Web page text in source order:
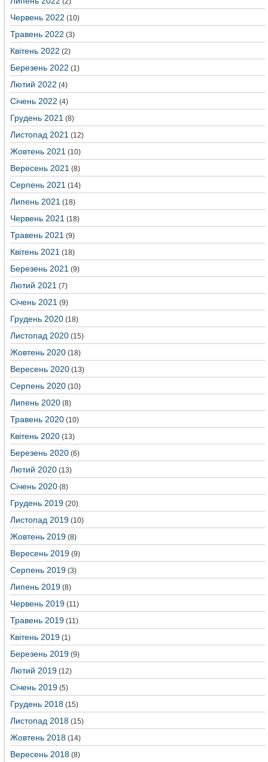
Червень 2022 (10)
Травень 2022 (3)
Квітень 2022 (2)
Березень 2022 (1)
Лютий 2022 (4)
Січень 2022 (4)
Грудень 2021 (8)
Листопад 2021 (12)
Жовтень 2021 (10)
Вересень 2021 (8)
Серпень 2021 (14)
Липень 2021 (18)
Червень 2021 (18)
Травень 2021 (9)
Квітень 2021 (18)
Березень 2021 (9)
Лютий 2021 (7)
Січень 2021 (9)
Грудень 2020 (18)
Листопад 2020 (15)
Жовтень 2020 (18)
Вересень 2020 (13)
Серпень 2020 (10)
Липень 2020 (8)
Травень 2020 (10)
Квітень 2020 (13)
Березень 2020 (6)
Лютий 2020 (13)
Січень 2020 (8)
Грудень 2019 (20)
Листопад 2019 (10)
Жовтень 2019 (8)
Вересень 2019 (9)
Серпень 2019 (3)
Липень 2019 (8)
Червень 2019 (11)
Травень 2019 (11)
Квітень 2019 (1)
Березень 2019 (9)
Лютий 2019 (12)
Січень 2019 (5)
Грудень 2018 (15)
Листопад 2018 (15)
Жовтень 2018 (14)
Вересень 2018 (8)